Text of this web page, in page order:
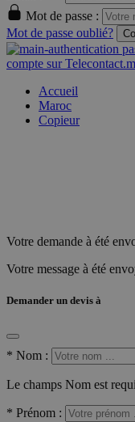
Mot de passe :
Mot de passe oublié?
compte sur
Accueil
Maroc
Copieur
Votre demande à été
Votre message à été
Demander un devis à
* Nom :
Le champs Nom est
* Prénom :